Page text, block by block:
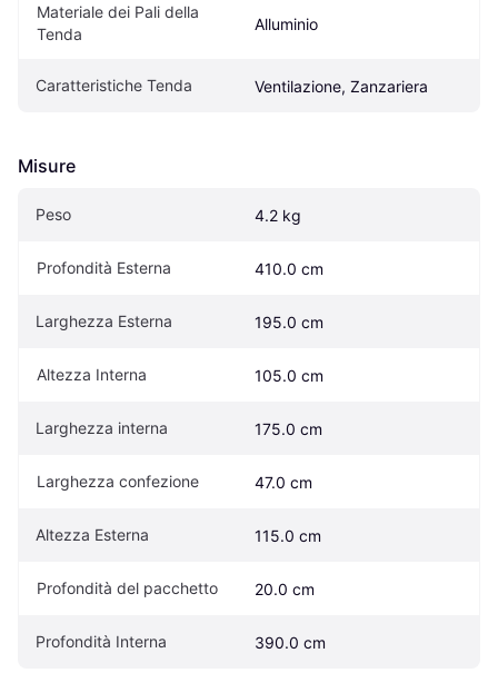
Materiale dei Pali della
Tenda
Alluminio
Caratteristiche Tenda Ventilazione, Zanzariera
Misure
Peso 4.2 kg
Profondità Esterna 410.0 cm
Larghezza Esterna 195.0 cm
Altezza Interna 105.0 cm
Larghezza interna 175.0 cm
Larghezza confezione 47.0 cm
Altezza Esterna 115.0 cm
Profondità del pacchetto 20.0 cm
Profondità Interna 390.0 cm